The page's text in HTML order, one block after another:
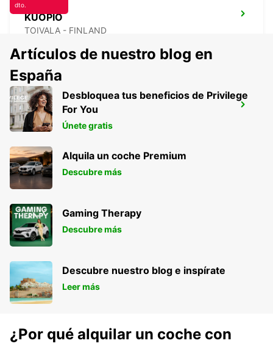
KUOPIO
TOIVALA - FINLAND
ESTACIÓN DE TREN DE LAHTI
LAHTI - FINLAND
dto.
Artículos de nuestro blog en
España
Desbloquea tus beneficios de Privilege
For You
Únete gratis
Alquila un coche Premium
Descubre más
Gaming Therapy
Descubre más
Descubre nuestro blog e inspírate
Leer más
¿Por qué alquilar un coche con